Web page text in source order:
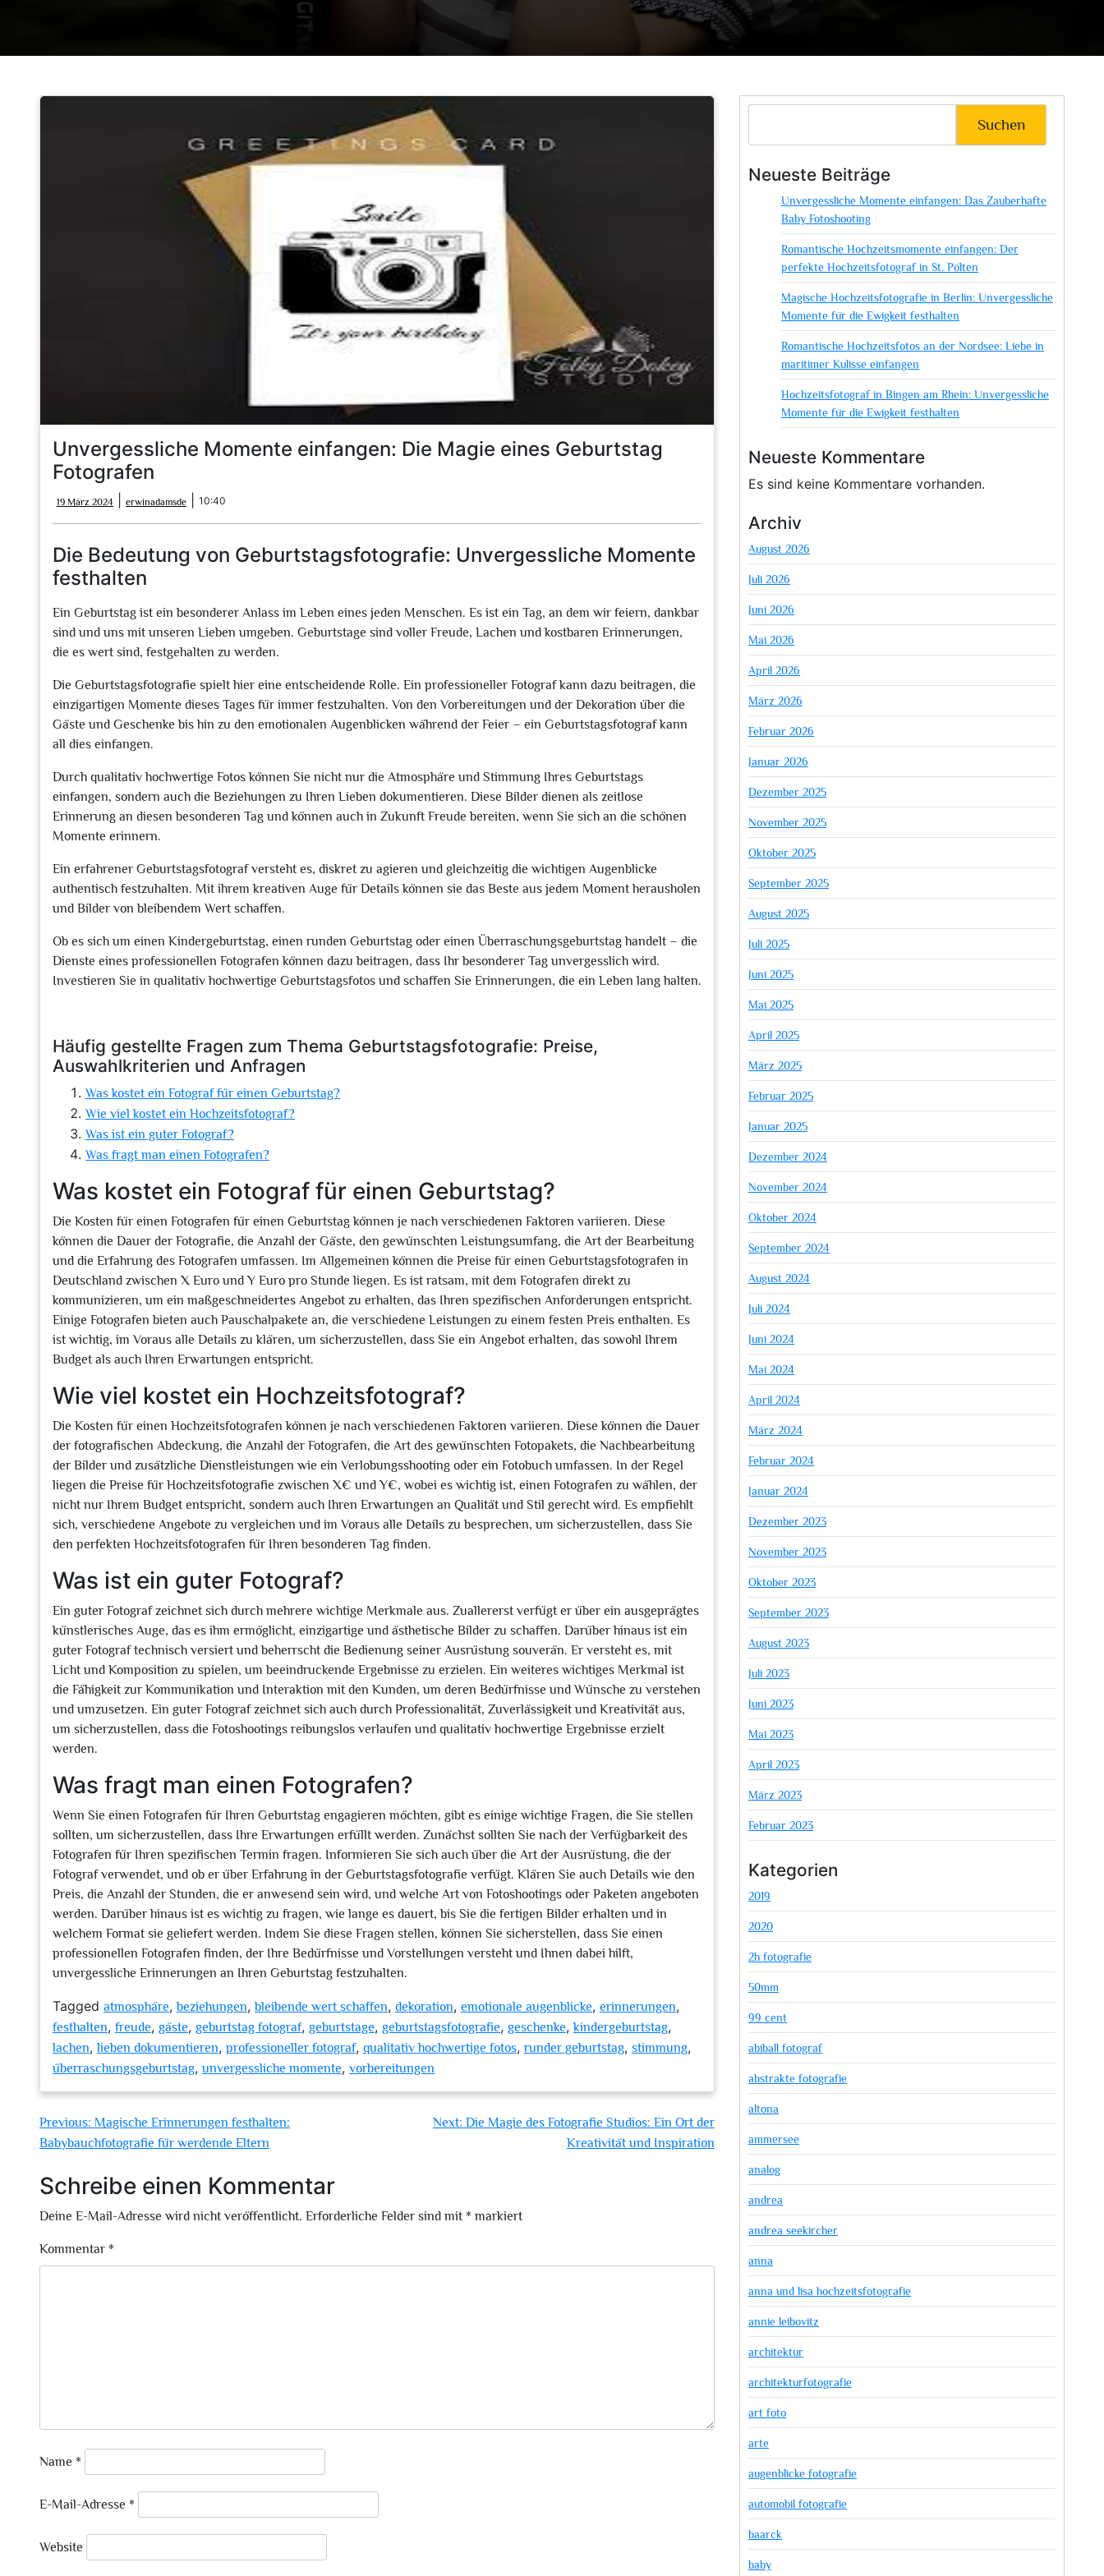
Unvergessliche Momente einfangen: Die Magie eines Geburtstag
Fotografen
19 März 2024
März
2024
erwinadamsde erwinadamsde
10:40
Die Bedeutung von Geburtstagsfotografie: Unvergessliche Momente
festhalten
Ein Geburtstag ist ein besonderer Anlass im Leben eines jeden Menschen. Es ist ein Tag, an dem wir feiern, dankbar
sind und uns mit unseren Lieben umgeben. Geburtstage sind voller Freude, Lachen und kostbaren Erinnerungen,
die es wert sind, festgehalten zu werden.
Die Geburtstagsfotografie spielt hier eine entscheidende Rolle. Ein professioneller Fotograf kann dazu beitragen, die
einzigartigen Momente dieses Tages für immer festzuhalten. Von den Vorbereitungen und der Dekoration über die
Gäste und Geschenke bis hin zu den emotionalen Augenblicken während der Feier – ein Geburtstagsfotograf kann
all dies einfangen.
Durch qualitativ hochwertige Fotos können Sie nicht nur die Atmosphäre und Stimmung Ihres Geburtstags
einfangen, sondern auch die Beziehungen zu Ihren Lieben dokumentieren. Diese Bilder dienen als zeitlose
Erinnerung an diesen besonderen Tag und können auch in Zukunft Freude bereiten, wenn Sie sich an die schönen
Momente erinnern.
Ein erfahrener Geburtstagsfotograf versteht es, diskret zu agieren und gleichzeitig die wichtigen Augenblicke
authentisch festzuhalten. Mit ihrem kreativen Auge für Details können sie das Beste aus jedem Moment herausholen
und Bilder von bleibendem Wert schaffen.
Ob es sich um einen Kindergeburtstag, einen runden Geburtstag oder einen Überraschungsgeburtstag handelt – die
Dienste eines professionellen Fotografen können dazu beitragen, dass Ihr besonderer Tag unvergesslich wird.
Investieren Sie in qualitativ hochwertige Geburtstagsfotos und schaffen Sie Erinnerungen, die ein Leben lang halten.
Häufig gestellte Fragen zum Thema Geburtstagsfotografie: Preise,
Auswahlkriterien und Anfragen
Was kostet ein Fotograf für einen Geburtstag?
Wie viel kostet ein Hochzeitsfotograf?
Was ist ein guter Fotograf?
Was fragt man einen Fotografen?
Was kostet ein Fotograf für einen Geburtstag?
Die Kosten für einen Fotografen für einen Geburtstag können je nach verschiedenen Faktoren variieren. Diese
können die Dauer der Fotografie, die Anzahl der Gäste, den gewünschten Leistungsumfang, die Art der Bearbeitung
und die Erfahrung des Fotografen umfassen. Im Allgemeinen können die Preise für einen Geburtstagsfotografen in
Deutschland zwischen X Euro und Y Euro pro Stunde liegen. Es ist ratsam, mit dem Fotografen direkt zu
kommunizieren, um ein maßgeschneidertes Angebot zu erhalten, das Ihren spezifischen Anforderungen entspricht.
Einige Fotografen bieten auch Pauschalpakete an, die verschiedene Leistungen zu einem festen Preis enthalten. Es
ist wichtig, im Voraus alle Details zu klären, um sicherzustellen, dass Sie ein Angebot erhalten, das sowohl Ihrem
Budget als auch Ihren Erwartungen entspricht.
Wie viel kostet ein Hochzeitsfotograf?
Die Kosten für einen Hochzeitsfotografen können je nach verschiedenen Faktoren variieren. Diese können die Dauer
der fotografischen Abdeckung, die Anzahl der Fotografen, die Art des gewünschten Fotopakets, die Nachbearbeitung
der Bilder und zusätzliche Dienstleistungen wie ein Verlobungsshooting oder ein Fotobuch umfassen. In der Regel
liegen die Preise für Hochzeitsfotografie zwischen X€ und Y€, wobei es wichtig ist, einen Fotografen zu wählen, der
nicht nur Ihrem Budget entspricht, sondern auch Ihren Erwartungen an Qualität und Stil gerecht wird. Es empfiehlt
sich, verschiedene Angebote zu vergleichen und im Voraus alle Details zu besprechen, um sicherzustellen, dass Sie
den perfekten Hochzeitsfotografen für Ihren besonderen Tag finden.
Was ist ein guter Fotograf?
Ein guter Fotograf zeichnet sich durch mehrere wichtige Merkmale aus. Zuallererst verfügt er über ein ausgeprägtes
künstlerisches Auge, das es ihm ermöglicht, einzigartige und ästhetische Bilder zu schaffen. Darüber hinaus ist ein
guter Fotograf technisch versiert und beherrscht die Bedienung seiner Ausrüstung souverän. Er versteht es, mit
Licht und Komposition zu spielen, um beeindruckende Ergebnisse zu erzielen. Ein weiteres wichtiges Merkmal ist
die Fähigkeit zur Kommunikation und Interaktion mit den Kunden, um deren Bedürfnisse und Wünsche zu verstehen
und umzusetzen. Ein guter Fotograf zeichnet sich auch durch Professionalität, Zuverlässigkeit und Kreativität aus,
um sicherzustellen, dass die Fotoshootings reibungslos verlaufen und qualitativ hochwertige Ergebnisse erzielt
werden.
Was fragt man einen Fotografen?
Wenn Sie einen Fotografen für Ihren Geburtstag engagieren möchten, gibt es einige wichtige Fragen, die Sie stellen
sollten, um sicherzustellen, dass Ihre Erwartungen erfüllt werden. Zunächst sollten Sie nach der Verfügbarkeit des
Fotografen für Ihren spezifischen Termin fragen. Informieren Sie sich auch über die Art der Ausrüstung, die der
Fotograf verwendet, und ob er über Erfahrung in der Geburtstagsfotografie verfügt. Klären Sie auch Details wie den
Preis, die Anzahl der Stunden, die er anwesend sein wird, und welche Art von Fotoshootings oder Paketen angeboten
werden. Darüber hinaus ist es wichtig zu fragen, wie lange es dauert, bis Sie die fertigen Bilder erhalten und in
welchem Format sie geliefert werden. Indem Sie diese Fragen stellen, können Sie sicherstellen, dass Sie einen
professionellen Fotografen finden, der Ihre Bedürfnisse und Vorstellungen versteht und Ihnen dabei hilft,
unvergessliche Erinnerungen an Ihren Geburtstag festzuhalten.
Tagged atmosphäre,beziehungen,bleibende wert schaffen, dekoration, emotionale augenblicke, erinnerungen,
festhalten, freude, gäste, geburtstag fotograf, geburtstage, geburtstagsfotografie, geschenke,kindergeburtstag,
lachen,lieben dokumentieren, professioneller fotograf, qualitativ hochwertige fotos, runder geburtstag, stimmung,
überraschungsgeburtstag, unvergessliche momente, vorbereitungen
Beitragsnavigation
Previous: Magische Erinnerungen festhalten:
Babybauchfotografie für werdende Eltern
Next: Die Magie des Fotografie Studios: Ein Ort der
Kreativität und Inspiration
Schreibe einen Kommentar
Deine E-Mail-Adresse wird nicht veröffentlicht. Erforderliche Felder sind mit * markiert
Kommentar *
Name *
E-Mail-Adresse *
Website
Suchen
Neueste Beiträge
Unvergessliche Momente einfangen: Das Zauberhafte
Baby Fotoshooting
Romantische Hochzeitsmomente einfangen: Der
perfekte Hochzeitsfotograf in St. Pölten
Magische Hochzeitsfotografie in Berlin: Unvergessliche
Momente für die Ewigkeit festhalten
Romantische Hochzeitsfotos an der Nordsee: Liebe in
maritimer Kulisse einfangen
Hochzeitsfotograf in Bingen am Rhein: Unvergessliche
Momente für die Ewigkeit festhalten
Neueste Kommentare
Es sind keine Kommentare vorhanden.
Archiv
August 2026
Juli 2026
Juni 2026
Mai 2026
April 2026
März 2026
Februar 2026
Januar 2026
Dezember 2025
November 2025
Oktober 2025
September 2025
August 2025
Juli 2025
Juni 2025
Mai 2025
April 2025
März 2025
Februar 2025
Januar 2025
Dezember 2024
November 2024
Oktober 2024
September 2024
August 2024
Juli 2024
Juni 2024
Mai 2024
April 2024
März 2024
Februar 2024
Januar 2024
Dezember 2023
November 2023
Oktober 2023
September 2023
August 2023
Juli 2023
Juni 2023
Mai 2023
April 2023
März 2023
Februar 2023
Kategorien
2019
2020
2h fotografie
50mm
99 cent
abiball fotograf
abstrakte fotografie
altona
ammersee
analog
andrea
andrea seekircher
anna
anna und lisa hochzeitsfotografie
annie leibovitz
architektur
architekturfotografie
art foto
arte
augenblicke fotografie
automobil fotografie
baarck
baby